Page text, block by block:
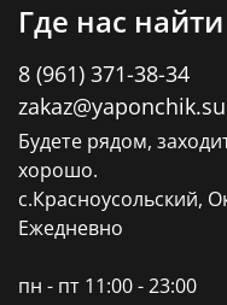
Где нас найти
8 (961) 371-38-34
zakaz@yaponchik.su
Будете рядом,
хорошо.
с.Красноусольский,
Ежедневно
пн - пт 11:00 - 23:00